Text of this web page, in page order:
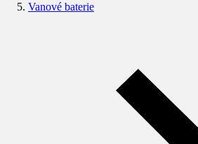
Vanové baterie